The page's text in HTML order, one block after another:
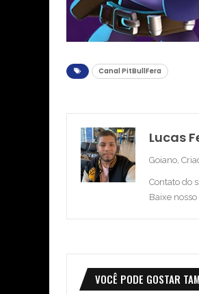
Canal PitBullFera
Lucas
Goiano,
Contato do
Baixe nosso
VOCÊ PODE GOSTAR